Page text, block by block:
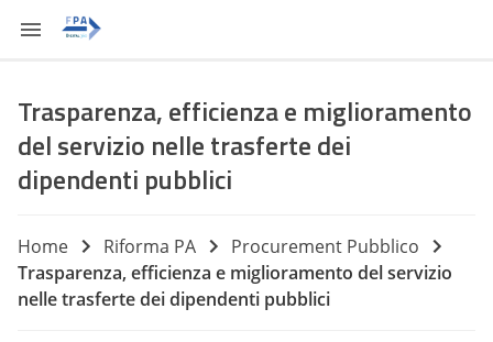
Trasparenza, efficienza e miglioramento
del servizio nelle trasferte dei
dipendenti pubblici
Home Riforma PA
Procurement Pubblico
Trasparenza, efficienza e miglioramento del servizio
nelle trasferte dei dipendenti pubblici